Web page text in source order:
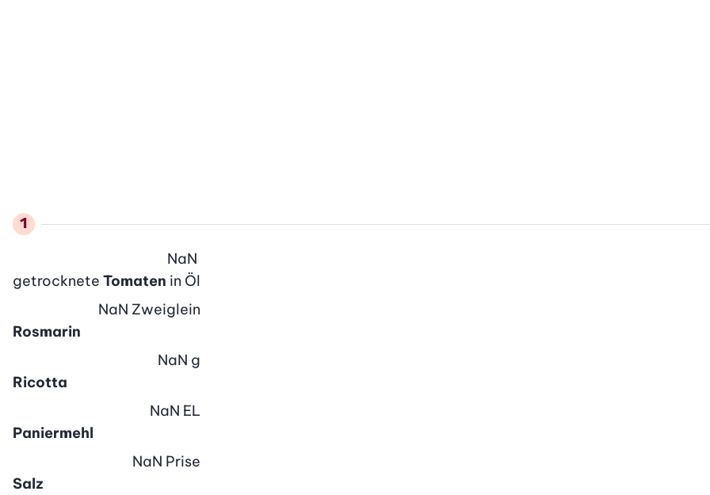
getrocknete Tomaten in Öl
NaN
Rosmarin
NaN Zweiglein
Ricotta
NaN g
Paniermehl
NaN EL
Salz
NaN Prise